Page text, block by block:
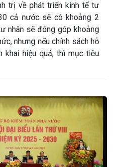
trị về phát triển kinh tế tư
cả nước sẽ có khoảng 2
nhân sẽ đóng góp khoảng
nhưng nếu chính sách hỗ
khai hiệu quả, thì mục tiêu